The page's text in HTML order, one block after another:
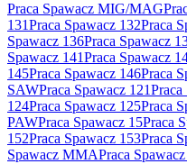
Praca Spawacz MIG/MAG
131Praca Spawacz 132Praca
Spawacz 136Praca Spawacz
Spawacz 141Praca Spawacz
145Praca Spawacz 146Praca
SAWPraca Spawacz 121Praca
124Praca Spawacz 125Praca
PAWPraca Spawacz 15Praca
152Praca Spawacz 153Praca
Spawacz MMAPraca Spawacz